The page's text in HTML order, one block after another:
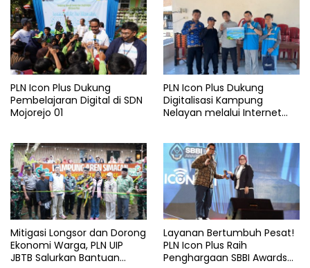
PLN Icon Plus Dukung
Pembelajaran Digital di SDN
Mojorejo 01
PLN Icon Plus Dukung
Digitalisasi Kampung
Nelayan melalui Internet
Mitigasi Longsor dan Dorong
Ekonomi Warga, PLN UIP
JBTB Salurkan Bantuan
Layanan Bertumbuh Pesat!
PLN Icon Plus Raih
Penghargaan SBBI Awards